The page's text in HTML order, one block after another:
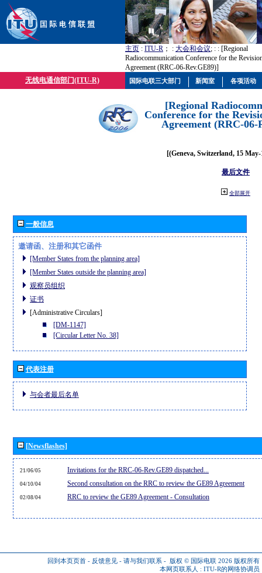
主页 : ITU-R ； : 大会和会议; : : [Regional
Radiocommunication Conference for the
Agreement (RRC-06-Rev.GE89)]
无线电通信部门(ITU-R)
[Regional
Conference for the
Agreement (RRC-06-
[(Geneva, Switzerland, 15
最后文件
全部展开
一般信息
邀请函、注册和其它函件
[Member States from the planning area]
[Member States outside the planning area]
观察员组织
证书
[Administrative Circulars]
[DM-1147]
[Circular Letter No. 38]
代表注册
与会者最后名单
[Newsflashes]
21/06/05 Invitations for the RRC-06-Rev.GE89 dispatched...
04/10/04 Second consultation on the RRC to review the GE89 Agreement
02/08/04 RRC to review the GE89 Agreement - Consultation
回到本页页首 - 反馈意见 - 请与我们联系 - 版权 © 国际电联 2026 版权所有
本网页联系人 : ITU-R的网络协调员
国际电联三大部门 新闻室 各项活动